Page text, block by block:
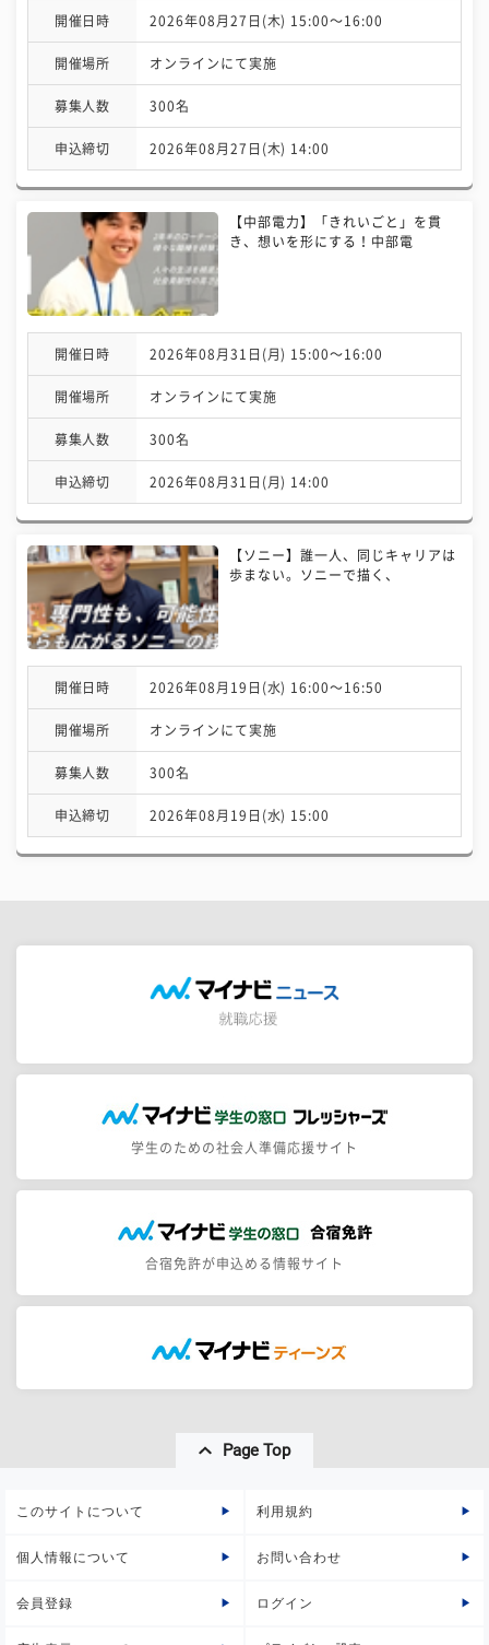
開催日時 2026年08月27日(木) 15:00〜16:00
開催場所 オンラインにて実施
募集人数 300名
申込締切 2026年08月27日(木) 14:00
【中部電力】「きれいごと」を貫
き、想いを形にする！中部電
開催日時 2026年08月31日(月) 15:00〜16:00
開催場所 オンラインにて実施
募集人数 300名
申込締切 2026年08月31日(月) 14:00
【ソニー】誰一人、同じキャリアは
歩まない。ソニーで描く、
開催日時 2026年08月19日(水) 16:00〜16:50
開催場所 オンラインにて実施
募集人数 300名
申込締切 2026年08月19日(水) 15:00
学生のための社会人準備応援サイト
合宿免許が申込める情報サイト
Page Top
このサイトについて 利用規約
個人情報について お問い合わせ
会員登録 ログイン